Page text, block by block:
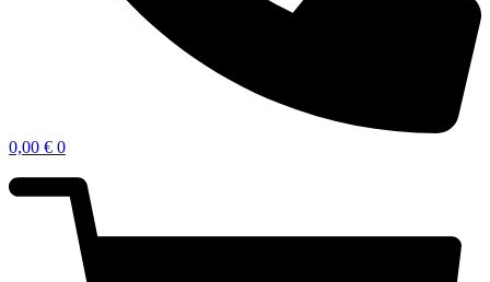
0,00 € 0